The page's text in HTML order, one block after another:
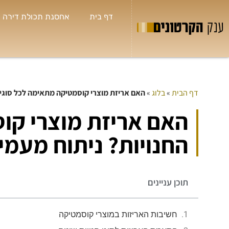
דף בית אחסנת תכולת דירה
דף הבית»בלוג»האם אריזת מוצרי קוסמטיקה מתאימה לכל
האם אריזת מוצרי
החנויות? ניתוח
תוכן עניינים
חשיבות האריזות במוצרי קוסמטיקה
שי


לי